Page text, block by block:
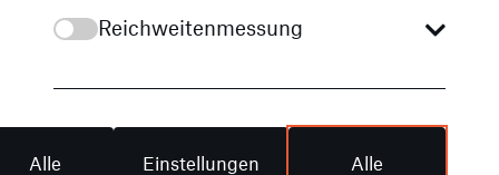
Vorteilskonditionen auf Produkte und
Shop Programm
Reichweitenmessung
Alle
Einstellungen
Alle